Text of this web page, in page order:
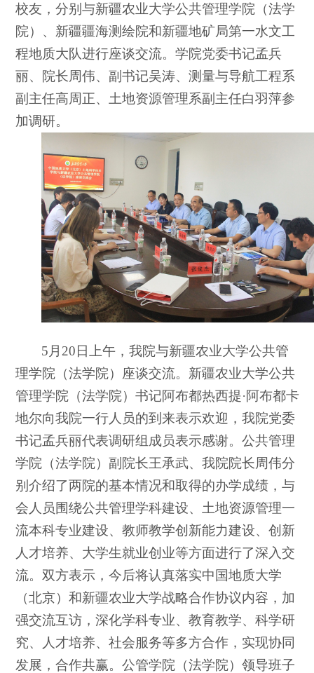
校友，分别与新疆农业大学公共管理学院（法学
院）、新疆疆海测绘院和新疆地矿局第一水文工
程地质大队进行座谈交流。学院党委书记孟兵
丽、院长周伟、副书记吴涛、测量与导航工程系
副主任高周正、土地资源管理系副主任白羽萍参
加调研。
5 月20日上午，我院与新疆农业大学公共管
理学院（法学院）座谈交流。新疆农业大学公共
管理学院（法学院）书记阿布都热西提·阿布都卡
地尔向我院一行人员的到来表示欢迎，我院党委
书记孟兵丽代表调研组成员表示感谢。公共管理
学院（法学院）副院长王承武、我院院长周伟分
别介绍了两院的基本情况和取得的办学成绩，与
会人员围绕公共管理学科建设、土地资源管理一
流本科专业建设、教师教学创新能力建设、创新
人才培养、大学生就业创业等方面进行了深入交
流。双方表示，今后将认真落实中国地质大学
（北京）和新疆农业大学战略合作协议内容，加
强交流互访，深化学科专业、教育教学、科学研
究、人才培养、社会服务等多方合作，实现协同
发展，合作共赢。公管学院（法学院）领导班子